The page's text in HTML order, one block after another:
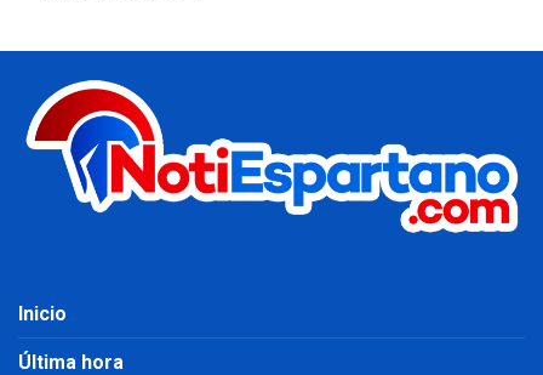
Inicio
Última hora